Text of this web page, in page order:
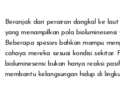
Beranjak dari perairan dangkal ke
yang menampilkan pola
Beberapa spesies bahkan mampu
cahaya mereka sesuai kondisi sekitar.
bioluminesensi bukan hanya reaksi
membantu kelangsungan hidup di